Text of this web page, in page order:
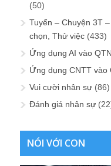
(50)
Tuyển – Chuyện 3T
chọn, Thử việc (433)
Ứng dụng AI vào
Ứng dụng CNTT vào
Vui cười nhân sự (86)
Đánh giá nhân sự
NÓI VỚI CON